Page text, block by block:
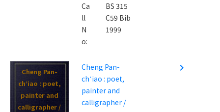
Ca
ll
N
o:
BS 315
C59 Bib
1999
Cheng Pan-
chʼiao : poet,
painter and
calligrapher /
Cheng Pan-
chʼiao : poet,
painter and
calligrapher /
navigate_next